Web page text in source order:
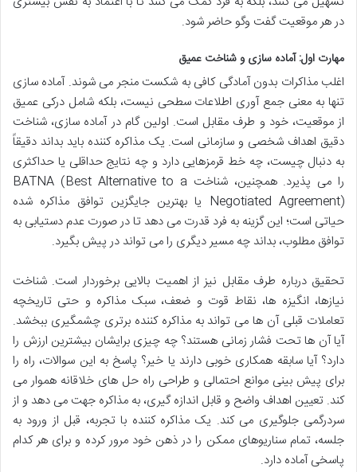
در هر موقعیت گفت وگو حاضر شود.
مهارت اول: آماده سازی و شناخت عمیق
اغلب مذاکرات بدون آمادگی کافی به شکست منجر می شوند. آماده سازی
تنها به معنی جمع آوری اطلاعات سطحی نیست، بلکه شامل درکی عمیق
از موقعیت، خود و طرف مقابل است. اولین گام در آماده سازی، شناخت
دقیق اهداف شخصی و سازمانی است. یک مذاکره کننده باید بداند دقیقاً
به دنبال چیست، چه خط قرمزهایی دارد و چه نتایج حداقلی یا حداکثری
را می پذیرد. همچنین، شناخت BATNA (Best Alternative to a
Negotiated Agreement) یا بهترین جایگزین توافق مذاکره شده
حیاتی است؛ این گزینه به فرد قدرت می دهد تا در صورت عدم دستیابی به
توافق مطلوب، بداند چه مسیر دیگری را می تواند در پیش بگیرد.
تحقیق درباره طرف مقابل نیز از اهمیت بالایی برخوردار است. شناخت
نیازها، انگیزه ها، نقاط قوت و ضعف، سبک مذاکره و حتی تاریخچه
تعاملات قبلی آن ها می تواند به مذاکره کننده برتری چشمگیری ببخشد.
آیا آن ها تحت فشار زمانی هستند؟ چه چیزی برایشان بیشترین ارزش را
دارد؟ آیا سابقه همکاری خوبی دارند یا خیر؟ پاسخ به این سوالات، راه را
برای پیش بینی موانع احتمالی و طراحی راه حل های خلاقانه هموار می
کند. تعیین اهداف واضح و قابل اندازه گیری، به مذاکره جهت می دهد و از
سردرگمی جلوگیری می کند. یک مذاکره کننده با تجربه، قبل از ورود به
جلسه، تمام سناریوهای ممکن را در ذهن خود مرور کرده و برای هر کدام
پاسخی آماده دارد.